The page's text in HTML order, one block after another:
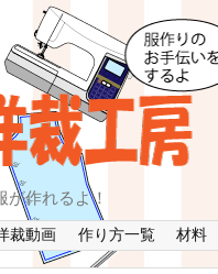
作れるよ！
裁動画 作り方一覧 材料